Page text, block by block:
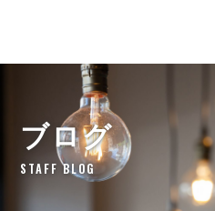
ブログ
STAFF BLOG